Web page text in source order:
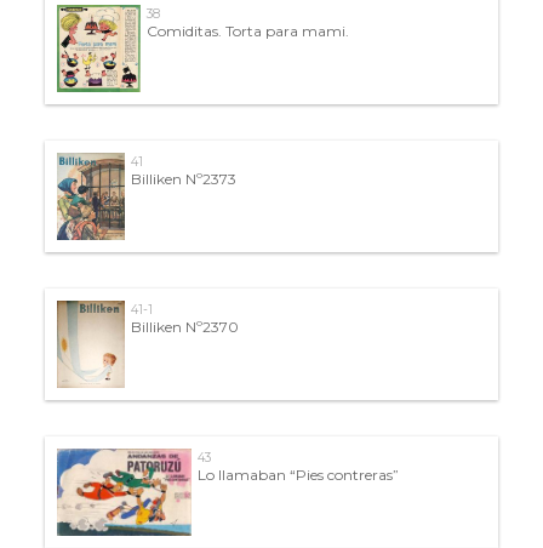
38
Comiditas. Torta para mami.
41
Billiken Nº2373
41-1
Billiken Nº2370
43
Lo llamaban “Pies contreras”